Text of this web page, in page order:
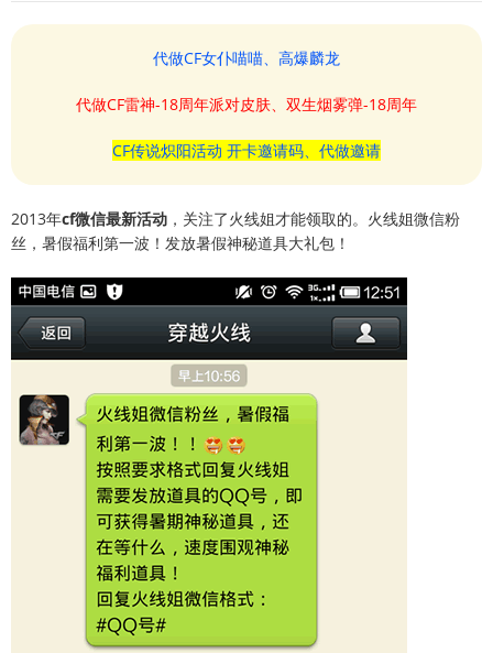
代做CF女仆喵喵、高爆麟龙
代做CF雷神-18周年派对皮肤、双生烟雾弹-18周年
CF传说炽阳活动 开卡邀请码、代做邀请
2013年cf微信最新活动 ，关注了火线姐才能领取的。火线姐微信粉
丝，暑假福利第一波！发放暑假神秘道具大礼包！